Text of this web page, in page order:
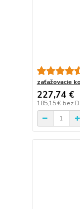
zaťažovacie
227,74 €
185,15 € bez